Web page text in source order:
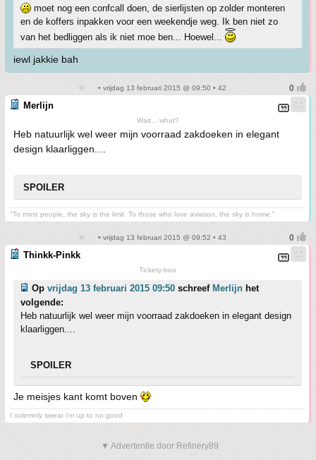
moet nog een confcall doen, de sierlijsten op zolder monteren
en de koffers inpakken voor een weekendje weg. Ik ben niet zo
van het bedliggen als ik niet moe ben... Hoewel...
iewl jakkie bah
• vrijdag 13 februari 2015 @ 09:50 • 42
Merlijn
Wait... whut?
Heb natuurlijk wel weer mijn voorraad zakdoeken in elegant
design klaarliggen....
SPOILER
"To most people, the sky is the limit. To those who love aviation, the sky is home."
• vrijdag 13 februari 2015 @ 09:52 • 43
Thinkk-Pinkk
Tickety-boo
Op vrijdag 13 februari 2015 09:50 schreef Merlijn het
volgende:
Heb natuurlijk wel weer mijn voorraad zakdoeken in elegant design
klaarliggen....
SPOILER
Je meisjes kant komt boven
I solemnly swear i'm up to no good
▼ Advertentie door Refinery89